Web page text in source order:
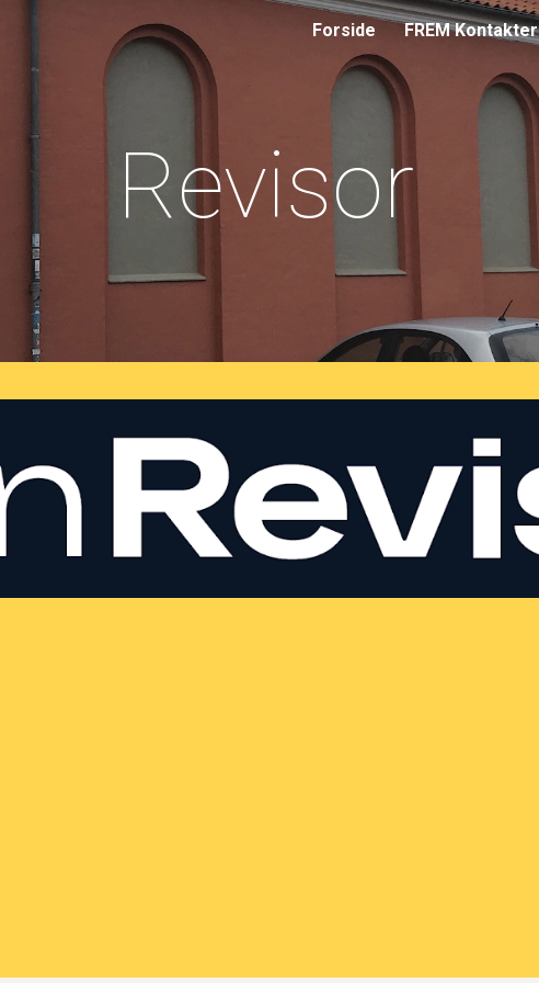
Skip to main content Skip to navigation
Forside FREM Kontakter
Revisor